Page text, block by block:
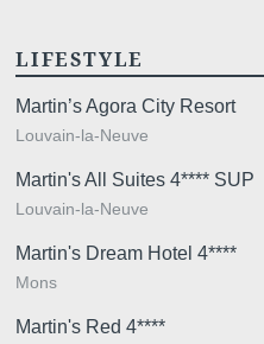
LIFESTYLE
Martin’s Agora City Resort
Louvain-la-Neuve
Martin's All Suites 4**** SUP
Louvain-la-Neuve
Martin's Dream Hotel 4****
Mons
Martin's Red 4****